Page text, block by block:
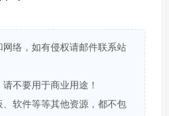
络，如有侵权请邮件联系站
不要用于商业用途！
软件等等其他资源，都不包